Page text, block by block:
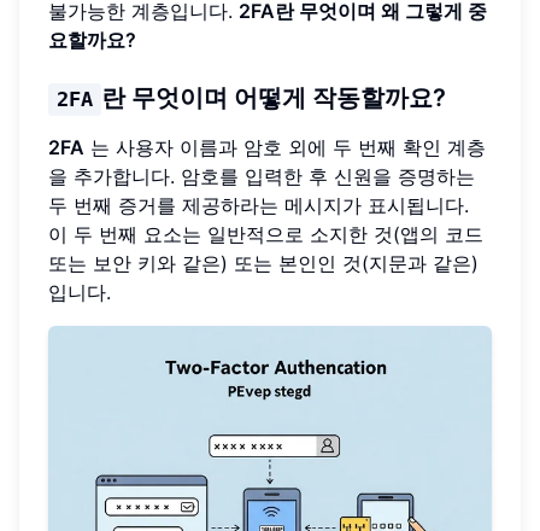
불가능한 계층입니다. 2FA란 무엇이며 왜 그렇게 중
요할까요?
2FA 란 무엇이며 어떻게 작동할까요?
2FA 는 사용자 이름과 암호 외에 두 번째 확인 계층
을 추가합니다. 암호를 입력한 후 신원을 증명하는
두 번째 증거를 제공하라는 메시지가 표시됩니다.
이 두 번째 요소는 일반적으로 소지한 것(앱의 코드
또는 보안 키와 같은) 또는 본인인 것(지문과 같은)
입니다.